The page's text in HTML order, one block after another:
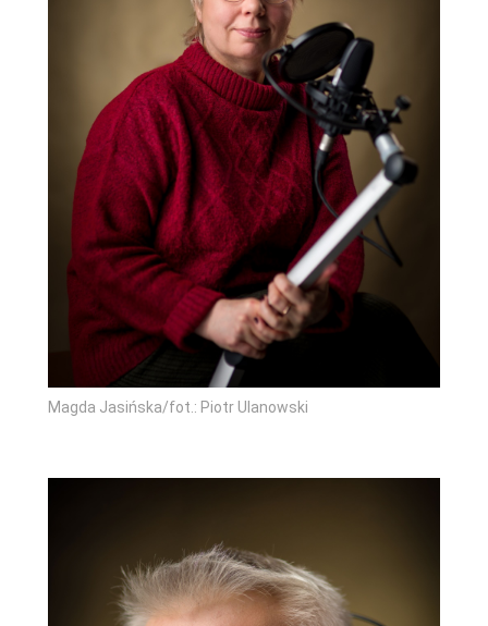
Magda Jasińska/fot.: Piotr Ulanowski